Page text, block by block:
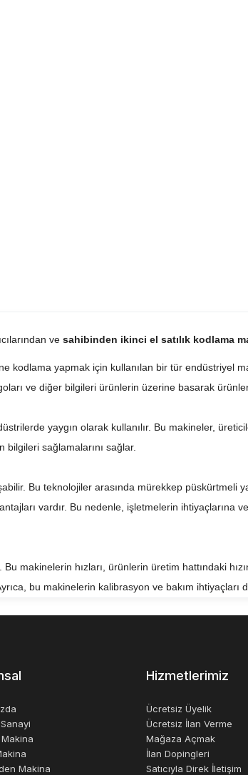
ve sahibinden ikinci el satılık kodlama
kodlama yapmak için kullanılan bir tür endüstriyel
ve diğer bilgileri ürünlerin üzerine basarak
yaygın olarak kullanılır. Bu makineler,
sağlamalarını sağlar.
Bu teknolojiler arasında mürekkep püskürtmeli
vardır. Bu nedenle, işletmelerin ihtiyaçlarına
makinelerin hızları, ürünlerin üretim hattındaki
bu makinelerin kalibrasyon ve bakım ihtiyaçları
Makina
Hizmetlerimiz
Ücretsiz Üyelik
Ücretsiz İlan Verme
Mağaza Açmak
İlan Dopingleri
Satıcıyla Direk İletişim